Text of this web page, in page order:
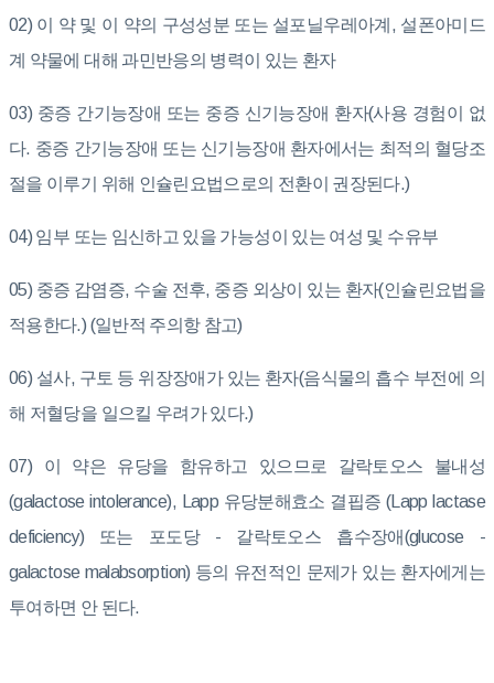
02) 이 약 및 이 약의 구성성분 또는 설포닐우레아계, 설폰아미드
계 약물에 대해 과민반응의 병력이 있는 환자
03) 중증 간기능장애 또는 중증 신기능장애 환자(사용 경험이 없
다. 중증 간기능장애 또는 신기능장애 환자에서는 최적의 혈당조
절을 이루기 위해 인슐린요법으로의 전환이 권장된다.)
04) 임부 또는 임신하고 있을 가능성이 있는 여성 및 수유부
05) 중증 감염증, 수술 전후, 중증 외상이 있는 환자(인슐린요법을
적용한다.) (일반적 주의항 참고)
06) 설사, 구토 등 위장장애가 있는 환자(음식물의 흡수 부전에 의
해 저혈당을 일으킬 우려가 있다.)
07) 이 약은 유당을 함유하고 있으므로 갈락토오스 불내성
(galactose intolerance), Lapp 유당분해효소 결핍증 (Lapp lactase
deficiency) 또는 포도당 - 갈락토오스 흡수장애(glucose -
galactose malabsorption) 등의 유전적인 문제가 있는 환자에게는
투여하면 안 된다.